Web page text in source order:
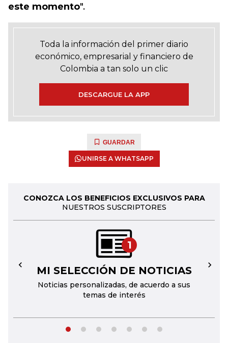
este momento".
Toda la información del primer diario
económico, empresarial y financiero de
Colombia a tan solo un clic
DESCARGUE LA APP
GUARDAR
UNIRSE A WHATSAPP
CONOZCA LOS BENEFICIOS EXCLUSIVOS PARA
NUESTROS SUSCRIPTORES
1
MI SELECCIÓN DE NOTICIAS
Noticias personalizadas, de acuerdo a sus
temas de interés
← →